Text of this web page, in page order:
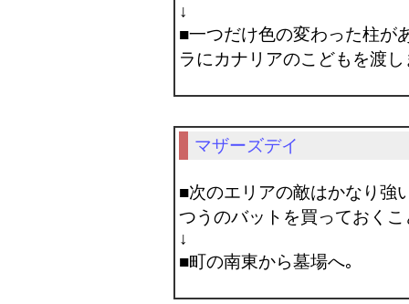
↓
■一つだけ色の変わった柱が
ラにカナリアのこどもを渡
マザーズデイ
■次のエリアの敵はかなり強
つうのバットを買っておく
↓
■町の南東から墓場へ｡